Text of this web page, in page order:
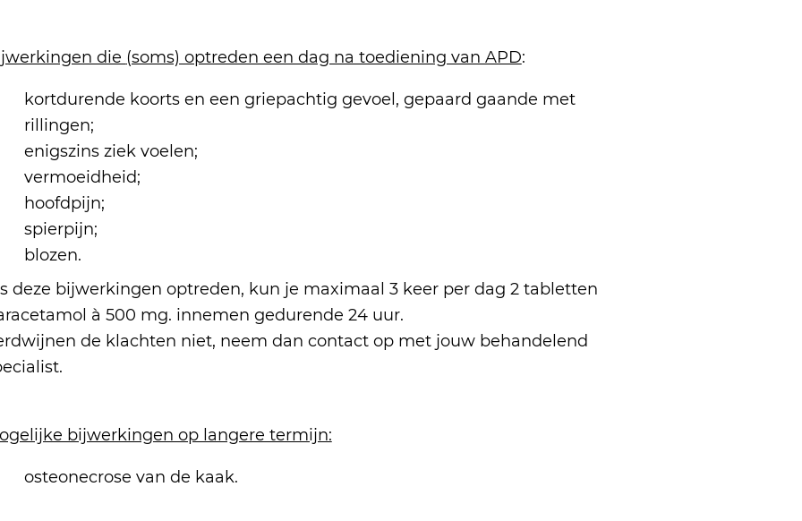
die (soms) optreden een dag na toediening van APD:
kortdurende koorts en een griepachtig gevoel, gepaard gaande met
rillingen;
enigszins ziek voelen;
vermoeidheid;
hoofdpijn;
spierpijn;
blozen.
deze bijwerkingen optreden, kun je maximaal 3 keer per dag 2 tabletten
à 500 mg. innemen gedurende 24 uur.
de klachten niet, neem dan contact op met jouw behandelend
bijwerkingen op langere termijn:
osteonecrose van de kaak.